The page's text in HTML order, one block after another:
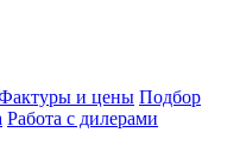
и цены Подбор
Работа с дилерами